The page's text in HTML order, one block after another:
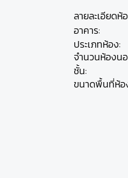
ลายละเอียดห้
อาคาร:
ประเภทห้อง:
จำนวนห้องน
ชั้น:
ขนาดพื้นที่ห้อ